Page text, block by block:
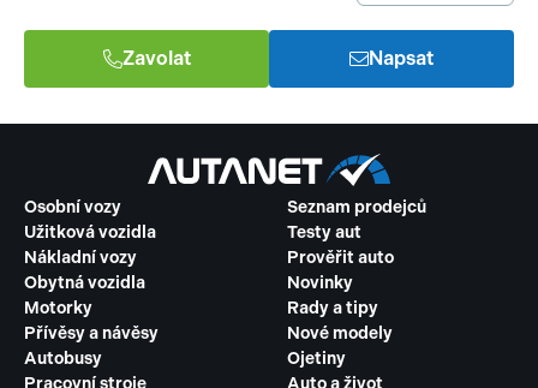
Zavolat Napsat
Osobní vozy
Užitková vozidla
Nákladní vozy
Obytná vozidla
Motorky
Přívěsy a návěsy
Autobusy
Pracovní stroje
Seznam prodejců
Testy aut
Prověřit auto
Novinky
Rady a tipy
Nové modely
Ojetiny
Auto a život